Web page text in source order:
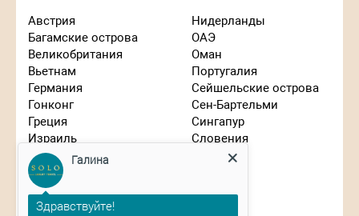
Австрия
Багамские острова
Великобритания
Вьетнам
Германия
Гонконг
Греция
Израиль
Индонезия
Иордания
Испания
Италия
Нидерланды
ОАЭ
Оман
Португалия
Сейшельские острова
Сен-Бартельми
Сингапур
Словения
Галина
Здравствуйте!